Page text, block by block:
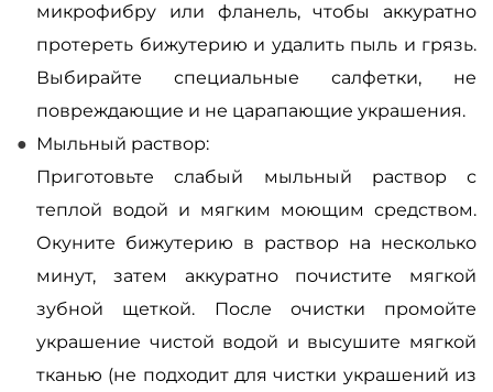
микрофибру или фланель, чтобы аккуратно
протереть бижутерию и удалить пыль и грязь.
Выбирайте специальные салфетки, не
повреждающие и не царапающие украшения.
Мыльный раствор:
Приготовьте слабый мыльный раствор с
теплой водой и мягким моющим средством.
Окуните бижутерию в раствор на несколько
минут, затем аккуратно почистите мягкой
зубной щеткой. После очистки промойте
украшение чистой водой и высушите мягкой
тканью (не подходит для чистки украшений из